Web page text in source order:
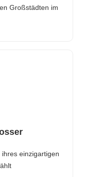
Großstädten im
einzigartigen